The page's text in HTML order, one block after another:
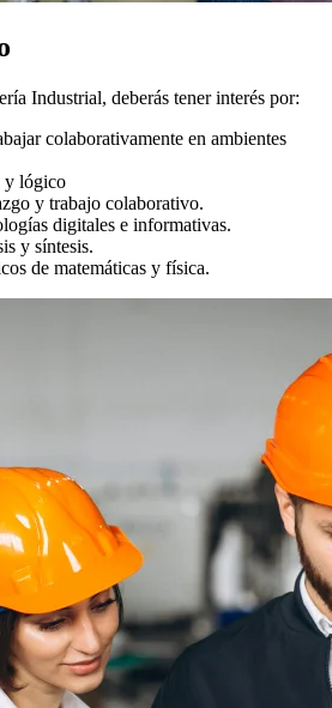
Industrial, deberás tener interés por:
colaborativamente en ambientes
y lógico
y trabajo colaborativo.
digitales e informativas.
y síntesis.
de matemáticas y física.